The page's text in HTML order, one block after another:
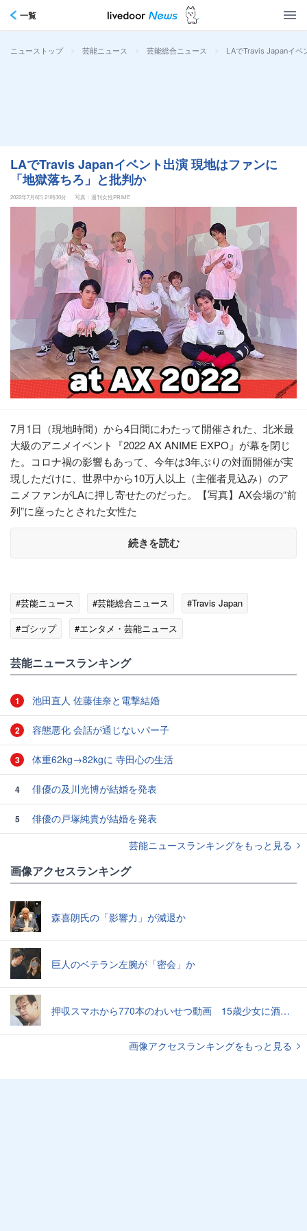
一覧
ニューストップ > 芸能ニュース > 芸能総合ニュース > LAでTravis Japanイベ
LAでTravis Japanイベント出演 現地はファンに
「地獄落ちろ」と批判か
2022年7月6日 21時30分 写真：週刊女性PRIME
7月1日（現地時間）から4日間にわたって開催された、北米最
大級のアニメイベント『2022 AX ANIME EXPO』が幕を閉じ
た。コロナ禍の影響もあって、今年は3年ぶりの対面開催が実
現しただけに、世界中から10万人以上（主催者見込み）のア
ニメファンがLAに押し寄せたのだった。【写真】AX会場の“前
列”に座ったとされた女性た
続きを読む
#芸能ニュース #芸能総合ニュース
#Travis Japan
#ゴシップ
#エンタメ・芸能ニュース
芸能ニュースランキング
1 池田直人 佐藤佳奈と電撃結婚
2 容態悪化 会話が通じないパー子
3 体重62kg→82kgに 寺田心の生活
4 俳優の及川光博が結婚を発表
5
俳優の戸塚純貴が結婚を発表
芸能ニュースランキングをもっと見る
画像アクセスランキング
森喜朗氏の「影響力」が減退か
巨人のベテラン左腕が「密会」か
押収スマホから770本のわいせつ動画 15歳少女に酒と薬飲ませ性的暴行か 54歳男を再逮捕 「薬もありますよ」とSNSで誘い出し
画像アクセスランキングをもっと見る